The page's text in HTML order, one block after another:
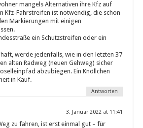
mangels Alternativen ihre Kfz auf
Kfz-Fahrstreifen ist notwendig, die schon
Markierungen mit einigen
ein Schutzstreifen oder ein
werde jedenfalls, wie in den letzten 37
alten Radweg (neuen Gehweg) sicher
abzubiegen. Ein Knöllchen
in Kauf.
Antworten
3. Januar 2022 at 11:41
zu fahren, ist erst einmal gut – für